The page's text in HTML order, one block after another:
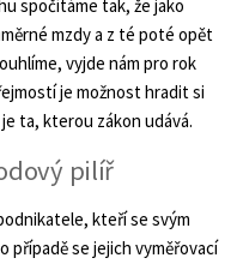
spočítáme tak, že jako
mzdy a z té poté opět
vyjde nám pro rok
je možnost hradit si
ta, kterou zákon udává.
pilíř
kteří se svým
případě se jejich vyměřovací